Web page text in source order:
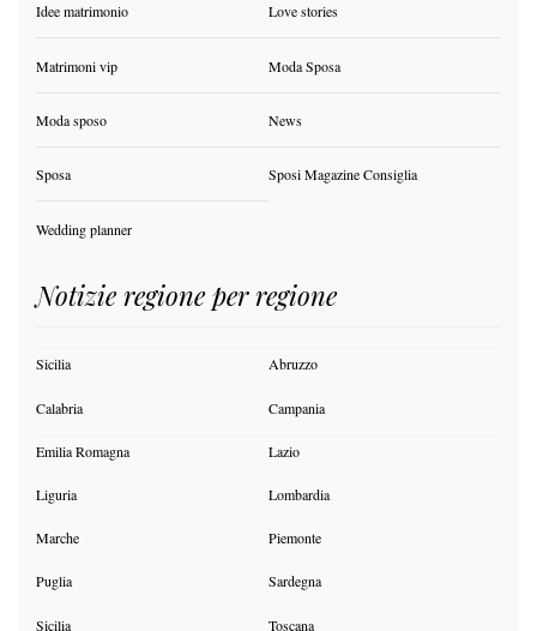
Idee matrimonio Love stories
Matrimoni vip Moda Sposa
Moda sposo News
Sposa Sposi Magazine Consiglia
Wedding planner
Notizie regione per regione
Sicilia Abruzzo
Calabria Campania
Emilia Romagna Lazio
Liguria Lombardia
Marche Piemonte
Puglia Sardegna
Sicilia Toscana